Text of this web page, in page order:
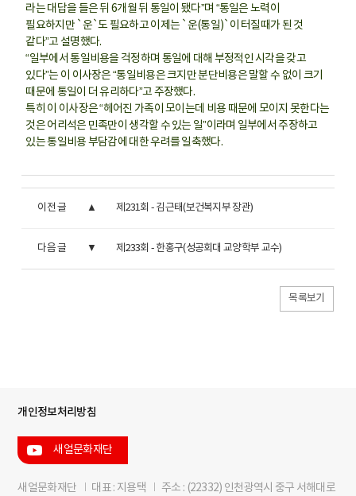
라는 대답을 들은 뒤 6개월 뒤 통일이 됐다”며 “통일은 노력이
필요하지만 `운`도 필요하고 이제는 `운(통일)`이 터질때가 된 것
같다”고 설명했다.
“일부에서 통일비용을 걱정하며 통일에 대해 부정적인 시각을 갖고
있다”는 이 이사장은 “통일비용은 크지만 분단비용은 말할 수 없이 크기
때문에 통일이 더 유리하다”고 주장했다.
특히 이 이사장은 “헤어진 가족이 모이는데 비용 때문에 모이지 못한다는
것은 어리석은 민족만이 생각할 수 있는 일”이라며 일부에서 주장하고
있는 통일비용 부담감에 대한 우려를 일축했다.
이전 글 제231회 - 김근태(보건복지부 장관)
다음 글 제233회 - 한홍구(성공회대 교양학부 교수)
목록보기
개인정보처리방침
새얼문화재단
새얼문화재단 I 대표 : 지용택 I 주소 : (22332) 인천광역시 중구 서해대로